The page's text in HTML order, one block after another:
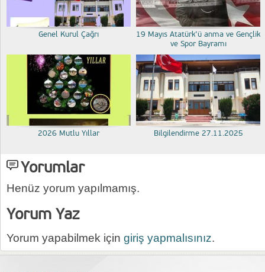
Genel Kurul Çağrı
19 Mayıs Atatürk’ü anma ve Gençlik
ve Spor Bayramı
2026 Mutlu Yıllar Bilgilendirme 27.11.2025
Yorumlar
Henüz yorum yapılmamış.
Yorum Yaz
Yorum yapabilmek için giriş yapmalısınız.